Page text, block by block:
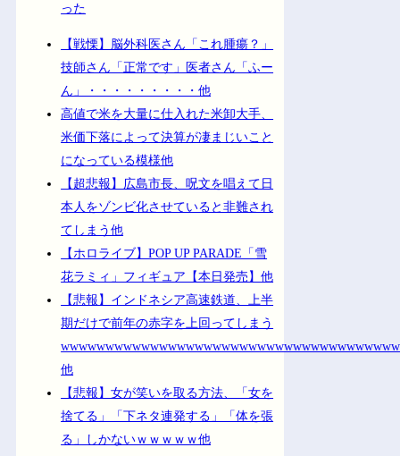
った
【戦慄】脳外科医さん「これ腫瘍？」
技師さん「正常です」医者さん「ふー
ん」・・・・・・・・・他
高値で米を大量に仕入れた米卸大手、
米価下落によって決算が凄まじいこと
になっている模様他
【超悲報】広島市長、呪文を唱えて日
本人をゾンビ化させていると非難され
てしまう他
【ホロライブ】POP UP PARADE「雪
花ラミィ」フィギュア【本日発売】他
【悲報】インドネシア高速鉄道、上半
期だけで前年の赤字を上回ってしまう
他
【悲報】女が笑いを取る方法、「女を
捨てる」「下ネタ連発する」「体を張
る」しかないｗｗｗｗｗ他